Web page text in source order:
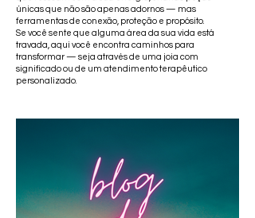
únicas que não são apenas adornos — mas
ferramentas de conexão, proteção e propósito.
Se você sente que alguma área da sua vida está
travada, aqui você encontra caminhos para
transformar — seja através de uma joia com
significado ou de um atendimento terapêutico
personalizado.